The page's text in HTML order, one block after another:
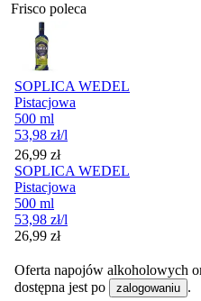
Frisco poleca
SOPLICA WEDEL
Pistacjowa
500 ml
53,98 zł/l
Cena
26,99 zł
SOPLICA WEDEL
Pistacjowa
500 ml
53,98 zł/l
Cena
26,99 zł
Oferta napojów alkoholowych
dostępna jest po
zalogowaniu .